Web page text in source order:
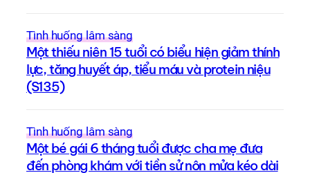
Tình huống lâm sàng
Một thiếu niên 15 tuổi có biểu hiện giảm thính
lực, tăng huyết áp, tiểu máu và protein niệu
(S135)
Tình huống lâm sàng
Một bé gái 6 tháng tuổi được cha mẹ đưa
đến phòng khám với tiền sử nôn mửa kéo dài